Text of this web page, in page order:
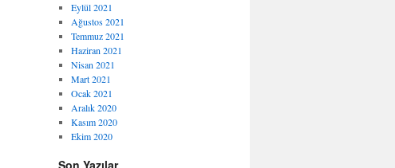
Eylül 2021
Ağustos 2021
Temmuz 2021
Haziran 2021
Nisan 2021
Mart 2021
Ocak 2021
Aralık 2020
Kasım 2020
Ekim 2020
Son Yazılar